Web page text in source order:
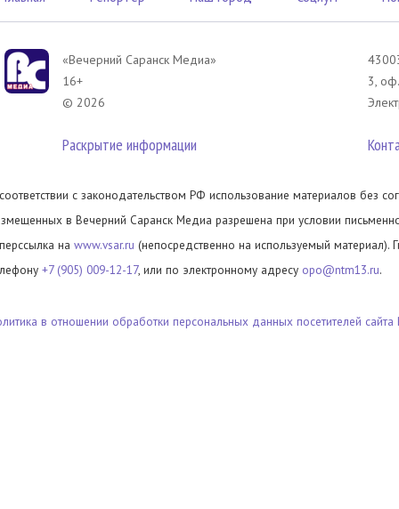
«Вечерний Саранск Mедиа»
16+
© 2026
Раскрытие информации
3,
с законодательством РФ использование материалов без
в Вечерний Саранск Медиа разрешена при условии
на www.vsar.ru (непосредственно на используемый материал).
+7 (905) 009-12-17, или по электронному адресу opo@ntm13.ru.
в отношении обработки персональных данных посетителей